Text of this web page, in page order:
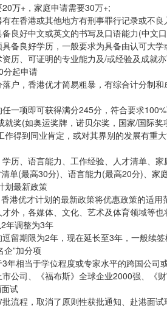
万+，家庭申请需要30万+;
在香港或其他地方有刑事罪行记录或不良
良好中文或英文的书写及口语能力(中文口
备良好学历，一般要求为具备由认可大
历、可证明的专业能力及/或经验及成就亦
分起申请
户，香港优才简易粗暴，有综合计分制
一项即可获得满分245分，符合要求100%
奖(如奥运奖牌，诺贝尔奖，国家/国际奖
得到同业肯定，或对其界别的发展有重大
历、语言能力、工作经验、人才清单、
单(最高30分)、语言能力(最高20分)、家
划最新政策
港优才计划的最新政策将优惠政策的适
外，各媒体、文化、艺术及体育领域等
年调整为3年
留期限为2年，现在延长至3年，一般续签
企”加分项
年相当于学位程度或专家水平的跨国公司
公司、《福布斯》全球企业2000强、《
试
流程，取消了原则性获批通知、赴港面试